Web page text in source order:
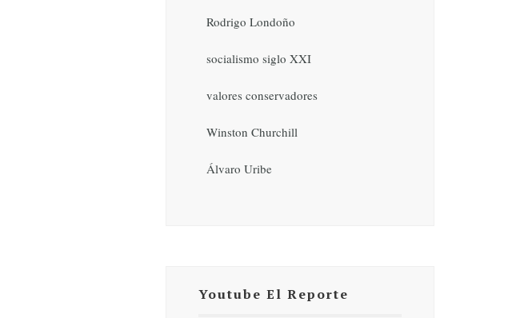
Rodrigo Londoño
socialismo siglo XXI
valores conservadores
Winston Churchill
Álvaro Uribe
Youtube El Reporte